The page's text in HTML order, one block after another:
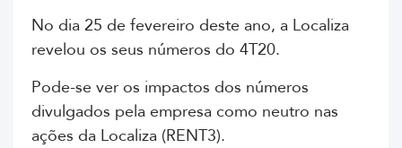
No dia 25 de fevereiro deste ano, a Localiza
revelou os seus números do 4T20.
Pode-se ver os impactos dos números
divulgados pela empresa como neutro nas
ações da Localiza (RENT3).